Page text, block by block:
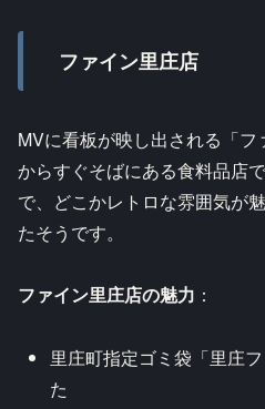
ファイン里庄店
MVに看板が映し出される「
からすぐそばにある食料品店
で、どこかレトロな雰囲気が魅
たそうです。
ファイン里庄店の魅力 ：
里庄町指定ゴミ袋「里庄
た